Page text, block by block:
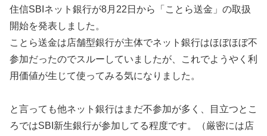
住信SBIネット銀行が8月22日から「ことら送金」の取扱
開始を発表しました。
ことら送金は店舗型銀行が主体でネット銀行はほぼほぼ不
参加だったのでスルーしていましたが、これでようやく利
用価値が生じて使ってみる気になりました。
と言っても他ネット銀行はまだ不参加が多く、目立つとこ
ろではSBI新生銀行が参加してる程度です。（厳密には店